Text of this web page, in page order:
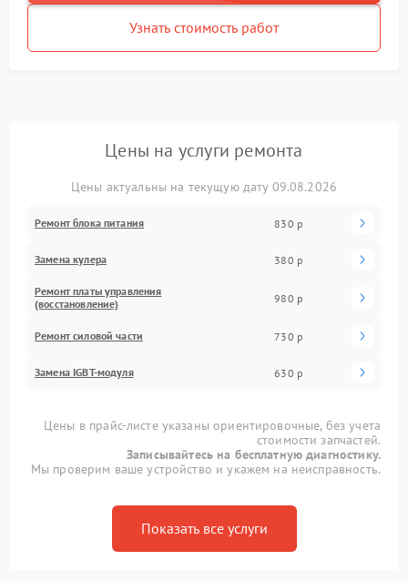
Узнать стоимость работ
Цены на услуги ремонта
Цены актуальны на текущую дату 09.08.2026
Ремонт блока питания 830 р
Замена кулера 380 р
Ремонт платы управления
(восстановление)
980 р
Ремонт силовой части 730 р
Замена IGBT-модуля 630 р
Цены в прайс-листе указаны ориентировочные, без учета
стоимости запчастей.
Записывайтесь на бесплатную диагностику.
Мы проверим ваше устройство и укажем на неисправность.
Показать все услуги